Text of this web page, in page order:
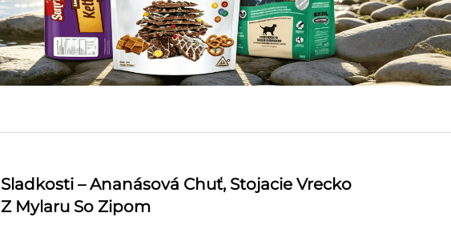
Sladkosti – Ananásová Chuť, Stojacie Vrecko
Z Mylaru So Zipom